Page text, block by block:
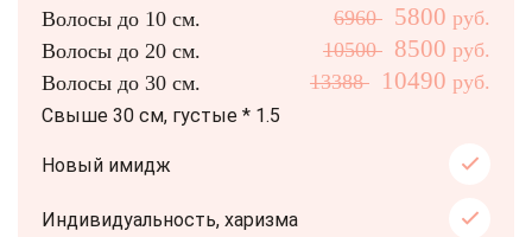
Волосы до 10 см.
6960 5800 руб.
Волосы до 20 см.
10500 8500 руб.
Волосы до 30 см.
13388 10490 руб.
Свыше 30 см, густые * 1.5
Новый имидж
Индивидуальность, харизма